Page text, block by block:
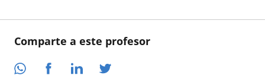
Comparte a este profesor